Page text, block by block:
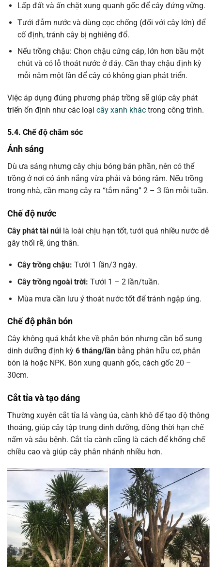
Lấp đất và ấn chặt xung quanh gốc để cây đứng vững.
Tưới đẫm nước và dùng cọc chống (đối với cây lớn) để
cố định, tránh cây bị nghiêng đổ.
Nếu trồng chậu: Chọn chậu cứng cáp, lớn hơn bầu một
chút và có lỗ thoát nước ở đáy. Cần thay chậu định kỳ
mỗi năm một lần để cây có không gian phát triển.
Việc áp dụng đúng phương pháp trồng sẽ giúp cây phát
triển ổn định như các loại cây xanh khác trong công trình.
5.4. Chế độ chăm sóc
Ánh sáng
Dù ưa sáng nhưng cây chịu bóng bán phần, nên có thể
trồng ở nơi có ánh nắng vừa phải và bóng râm. Nếu trồng
trong nhà, cần mang cây ra “tắm nắng” 2 – 3 lần mỗi tuần.
Chế độ nước
Cây phát tài núi là loài chịu hạn tốt, tưới quá nhiều nước dễ
gây thối rễ, úng thân.
Cây trồng chậu: Tưới 1 lần/3 ngày.
Cây trồng ngoài trời: Tưới 1 – 2 lần/tuần.
Mùa mưa cần lưu ý thoát nước tốt để tránh ngập úng.
Chế độ phân bón
Cây không quá khắt khe về phân bón nhưng cần bổ sung
dinh dưỡng định kỳ 6 tháng/lần bằng phân hữu cơ, phân
bón lá hoặc NPK. Bón xung quanh gốc, cách gốc 20 –
30cm.
Cắt tỉa và tạo dáng
Thường xuyên cắt tỉa lá vàng úa, cành khô để tạo độ thông
thoáng, giúp cây tập trung dinh dưỡng, đồng thời hạn chế
nấm và sâu bệnh. Cắt tỉa cành cũng là cách để khống chế
chiều cao và giúp cây phân nhánh nhiều hơn.